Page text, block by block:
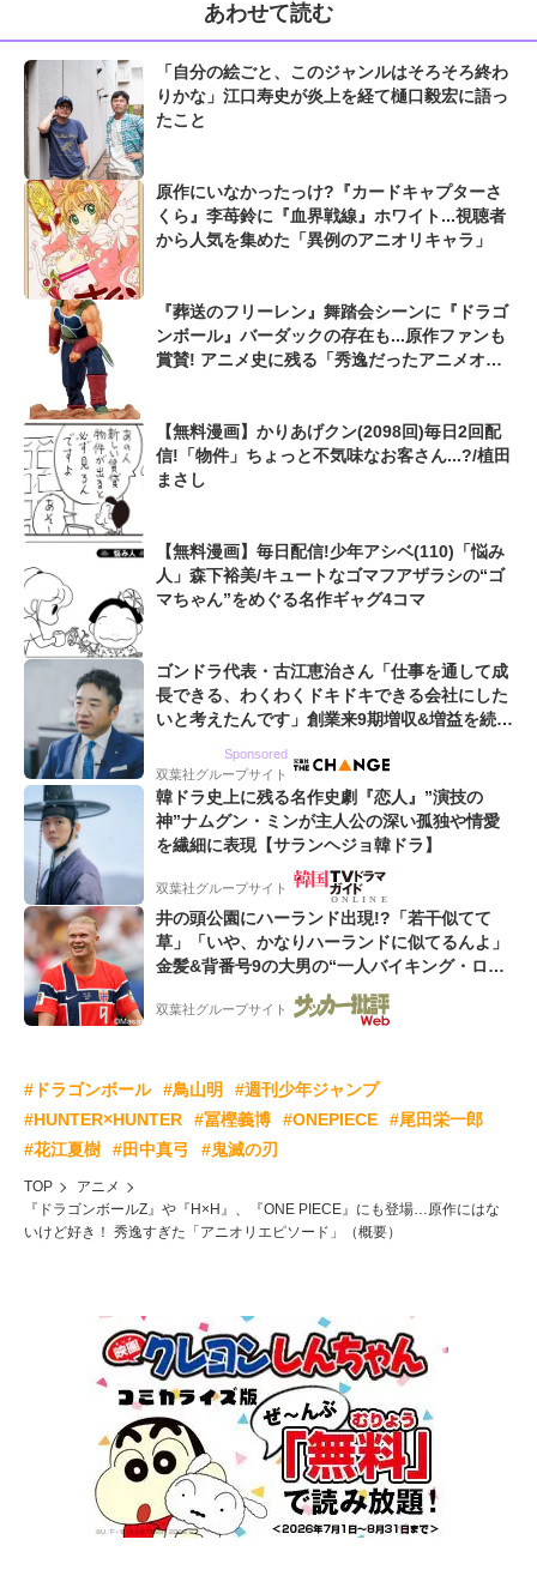
あわせて読む
「自分の絵ごと、このジャンルはそろそろ終わ
りかな」江口寿史が炎上を経て樋口毅宏に語っ
たこと
原作にいなかったっけ?『カードキャプターさ
くら』李苺鈴に『血界戦線』ホワイト...視聴者
から人気を集めた「異例のアニオリキャラ」
『葬送のフリーレン』舞踏会シーンに『ドラゴ
ンボール』バーダックの存在も...原作ファンも
賞賛! アニメ史に残る「秀逸だったアニメオリ
【無料漫画】かりあげクン(2098回)毎日2回配
信!「物件」ちょっと不気味なお客さん...?/植田
まさし
【無料漫画】毎日配信!少年アシベ(110)「悩み
人」森下裕美/キュートなゴマフアザラシの“ゴ
マちゃん”をめぐる名作ギャグ4コマ
ゴンドラ代表・古江恵治さん「仕事を通して成
長できる、わくわくドキドキできる会社にした
いと考えたんです」創業来9期増収&増益を続け
Sponsored
双葉社グループサイト
韓ドラ史上に残る名作史劇『恋人』”演技の
神”ナムグン・ミンが主人公の深い孤独や情愛
を繊細に表現【サランヘジョ韓ドラ】
双葉社グループサイト
井の頭公園にハーランド出現!?「若干似てて
草」「いや、かなりハーランドに似てるんよ」
金髪&背番号9の大男の“一人バイキング・ロ
ー”映像が話題!「元気をもらった」
双葉社グループサイト
#ドラゴンボール #鳥山明
#週刊少年ジャンプ
#HUNTER×HUNTER
#冨樫義博 #ONEPIECE
#尾田栄一郎
#花江夏樹
#田中真弓 #鬼滅の刃
TOP
アニメ
『ドラゴンボールZ』や『H×H』、『ONE PIECE』にも登場…原作にはな
いけど好き！ 秀逸すぎた「アニオリエピソード」（概要）